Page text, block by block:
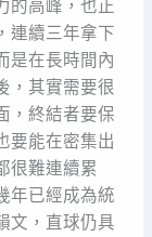
的高峰，也正
連續三年拿下
是在長時間內
，其實需要很
，終結者要保
要能在密集出
很難連續累
年已經成為統
文，直球仍具